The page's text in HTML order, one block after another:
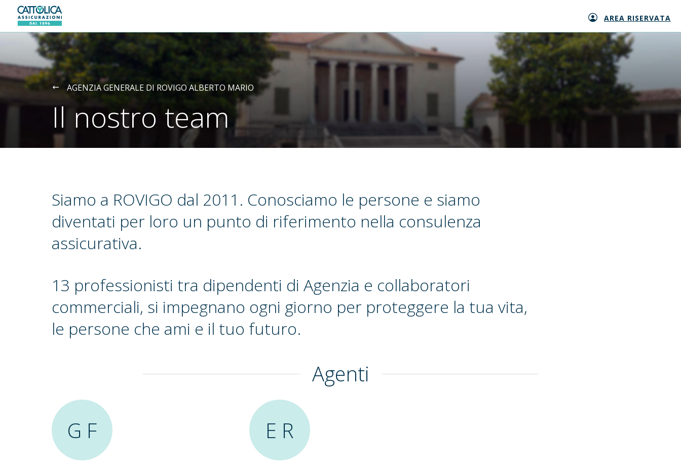
Generali logo AREA RISERVATA
AGENZIA GENERALE DI ROVIGO ALBERTO MARIO
Il nostro team
Siamo a ROVIGO dal 2011. Conosciamo le persone e siamo
diventati per loro un punto di riferimento nella consulenza
assicurativa.
13 professionisti tra dipendenti di Agenzia e collaboratori
commerciali, si impegnano ogni giorno per proteggere la tua vita,
le persone che ami e il tuo futuro.
Agenti
G F E R